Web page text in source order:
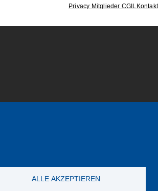
ALLE AKZEPTIEREN
Privacy Mitglieder CGIL Kontakt